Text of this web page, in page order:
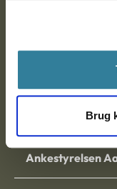
Brug
Postadresse:
Nytorv 7, 2. sal
9000 Aalborg
Ankestyrelsen